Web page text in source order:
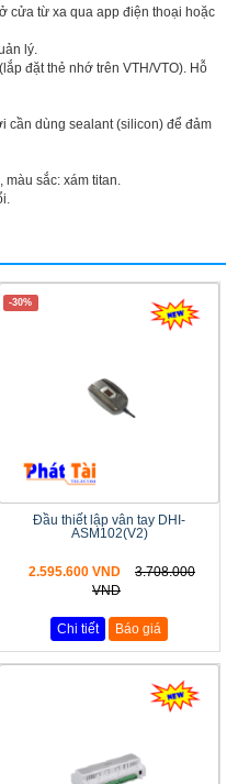
cửa từ xa qua app điện thoại hoặc
lý.
đặt thẻ nhớ trên VTH/VTO). Hỗ
cần dùng sealant (silicon) để đảm
màu sắc: xám titan.
-30%
Đầu thiết lập vân tay DHI-
ASM102(V2)
2.595.600 VND
3.708.000
VND
Chi tiết Báo giá